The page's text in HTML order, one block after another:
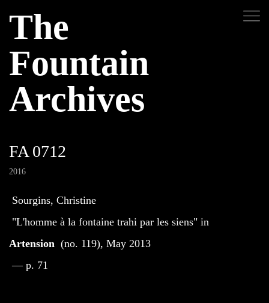
The
Fountain
Archives
FA 0712
2016
Sourgins, Christine
"L'homme à la fontaine trahi par les siens" in
Artension (no. 119), May 2013
— p. 71